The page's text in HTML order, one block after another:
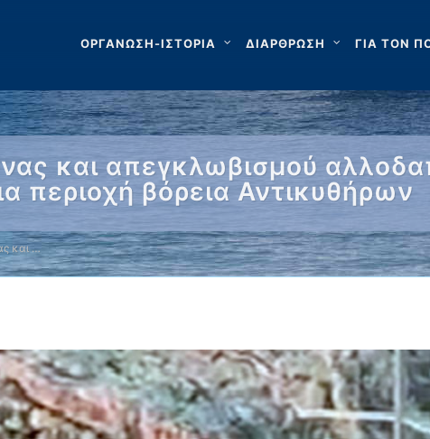
ΟΡΓΑΝΩΣΗ-ΙΣΤΟΡΙΑ ΔΙΑΡΘΡΩΣΗ ΓΙΑ ΤΟΝ
και απεγκλωβισμού
περιοχή βόρεια Αντικυθήρων
και …